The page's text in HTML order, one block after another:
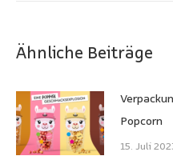
Ähnliche Beiträge
Popcorn
15. Juli